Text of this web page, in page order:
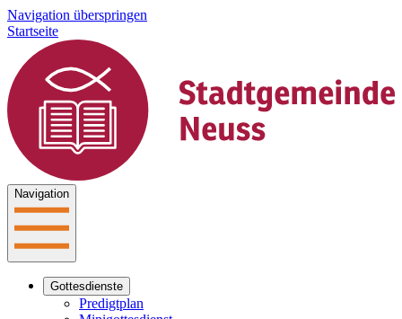
Navigation überspringen
Startseite
Navigation
Gottesdienste
Predigtplan